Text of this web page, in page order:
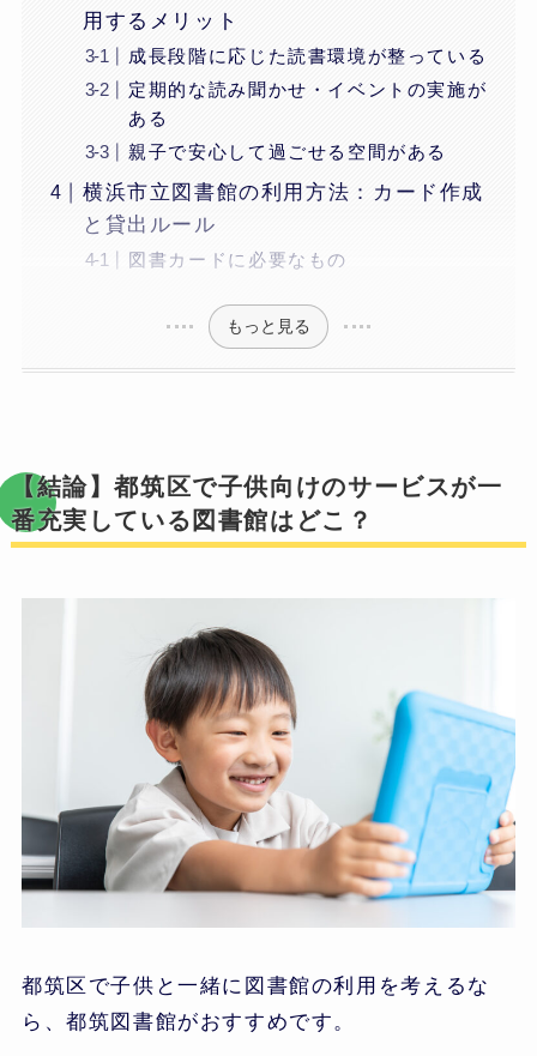
用するメリット
成長段階に応じた読書環境が整っている
定期的な読み聞かせ・イベントの実施が
ある
親子で安心して過ごせる空間がある
横浜市立図書館の利用方法：カード作成
と貸出ルール
図書カードに必要なもの
もっと見る
【結論】都筑区で子供向けのサービスが一
番充実している図書館はどこ？
都筑区で子供と一緒に図書館の利用を考えるな
ら、都筑図書館がおすすめです。